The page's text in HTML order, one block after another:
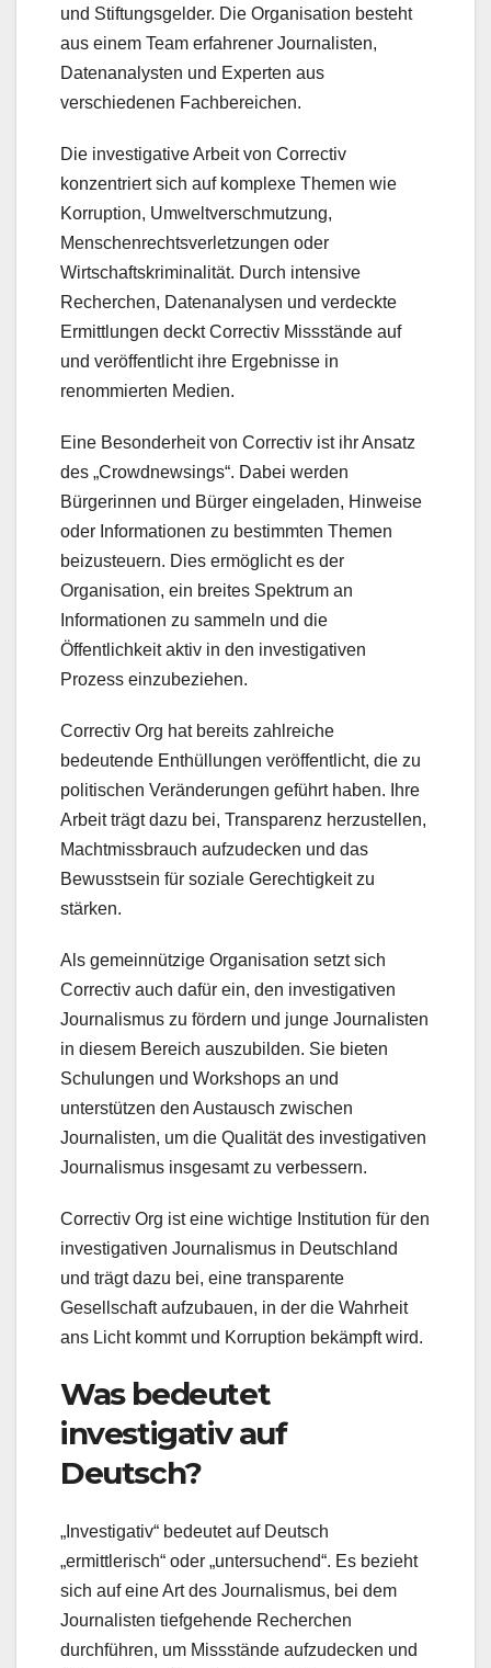
und Stiftungsgelder. Die Organisation besteht
aus einem Team erfahrener Journalisten,
Datenanalysten und Experten aus
verschiedenen Fachbereichen.
Die investigative Arbeit von Correctiv
konzentriert sich auf komplexe Themen wie
Korruption, Umweltverschmutzung,
Menschenrechtsverletzungen oder
Wirtschaftskriminalität. Durch intensive
Recherchen, Datenanalysen und verdeckte
Ermittlungen deckt Correctiv Missstände auf
und veröffentlicht ihre Ergebnisse in
renommierten Medien.
Eine Besonderheit von Correctiv ist ihr Ansatz
des „Crowdnewsings“. Dabei werden
Bürgerinnen und Bürger eingeladen, Hinweise
oder Informationen zu bestimmten Themen
beizusteuern. Dies ermöglicht es der
Organisation, ein breites Spektrum an
Informationen zu sammeln und die
Öffentlichkeit aktiv in den investigativen
Prozess einzubeziehen.
Correctiv Org hat bereits zahlreiche
bedeutende Enthüllungen veröffentlicht, die zu
politischen Veränderungen geführt haben. Ihre
Arbeit trägt dazu bei, Transparenz herzustellen,
Machtmissbrauch aufzudecken und das
Bewusstsein für soziale Gerechtigkeit zu
stärken.
Als gemeinnützige Organisation setzt sich
Correctiv auch dafür ein, den investigativen
Journalismus zu fördern und junge Journalisten
in diesem Bereich auszubilden. Sie bieten
Schulungen und Workshops an und
unterstützen den Austausch zwischen
Journalisten, um die Qualität des investigativen
Journalismus insgesamt zu verbessern.
Correctiv Org ist eine wichtige Institution für den
investigativen Journalismus in Deutschland
und trägt dazu bei, eine transparente
Gesellschaft aufzubauen, in der die Wahrheit
ans Licht kommt und Korruption bekämpft wird.
Was bedeutet
investigativ auf
Deutsch?
„Investigativ“ bedeutet auf Deutsch
„ermittlerisch“ oder „untersuchend“. Es bezieht
sich auf eine Art des Journalismus, bei dem
Journalisten tiefgehende Recherchen
durchführen, um Missstände aufzudecken und